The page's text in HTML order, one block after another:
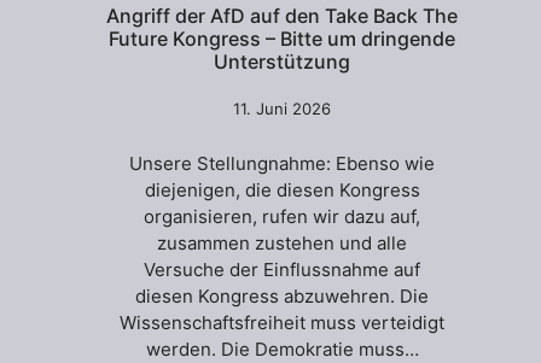
Angriff der AfD auf den Take Back The
Future Kongress – Bitte um dringende
Unterstützung
11. Juni 2026
Unsere Stellungnahme: Ebenso wie
diejenigen, die diesen Kongress
organisieren, rufen wir dazu auf,
zusammen zustehen und alle
Versuche der Einflussnahme auf
diesen Kongress abzuwehren. Die
Wissenschaftsfreiheit muss verteidigt
werden. Die Demokratie muss…